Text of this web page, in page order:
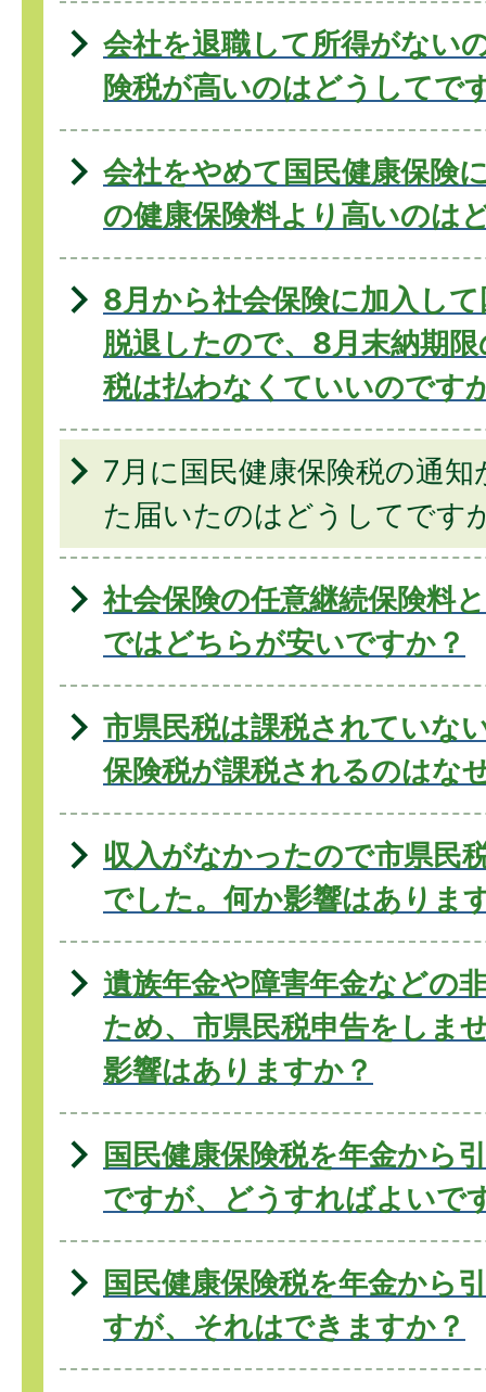
会社を退職して所得がない
険税が高いのはどうしてで
会社をやめて国民健康保険
の健康保険料より高いのは
8月から社会保険に加入し
脱退したので、8月末納期
税は払わなくていいのです
7月に国民健康保険税の通
た届いたのはどうしてです
社会保険の任意継続保険料
ではどちらが安いですか？
市県民税は課税されていな
保険税が課税されるのはな
収入がなかったので市県民
でした。何か影響はありま
遺族年金や障害年金などの
ため、市県民税申告をしま
影響はありますか？
国民健康保険税を年金から
ですが、どうすればよいで
国民健康保険税を年金から
すが、それはできますか？